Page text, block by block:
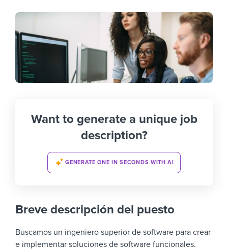
Want to generate a unique job
description?
GENERATE ONE IN SECONDS WITH AI
Breve descripción del puesto
Buscamos un ingeniero superior de software para crear
e implementar soluciones de software funcionales.